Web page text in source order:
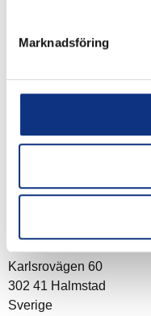
Marknadsföring
Stabe AB
Karlsrovägen 60
302 41 Halmstad
Sverige